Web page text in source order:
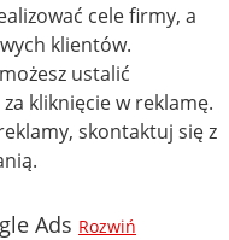
cele firmy, a
klientów.
ustalić
kliknięcie w reklamę.
skontaktuj się z
Ads Rozwiń